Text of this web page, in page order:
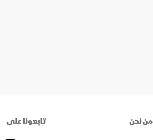
من نحن تابعونا على